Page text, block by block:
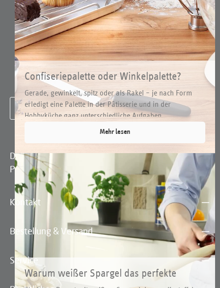
Confiseriepalette oder Winkelpalette?
Arten und Einsätze
Gerade, gewinkelt, spitz oder als Rakel – je nach Form
erledigt eine Palette in der Pâtisserie und in der
Hobbyküche ganz unterschiedliche Aufgaben. ...
Mehr lesen
Warum weißer Spargel das perfekte
Frühlingsgemüse ist
Kenntnis genommen und dieAGBgelesen
und bin mit ihnen einverstanden.*
Um weiterzugehen, geben Sie die oben abgebildeten
Zeichen ein*
Die mit einem Stern (*) markierten Felder sind
Pflichtfelder.
Kontakt
Bestellung & Versand
Service